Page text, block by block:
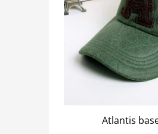
Atlantis